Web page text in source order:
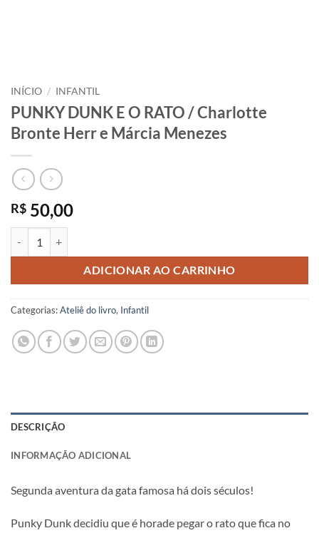
INÍCIO / INFANTIL
PUNKY DUNK E O RATO / Charlotte
Bronte Herr e Márcia Menezes
R$ 50,00
ADICIONAR AO CARRINHO
Categorias:Ateliê do livro, Infantil
DESCRIÇÃO
INFORMAÇÃO ADICIONAL
Segunda aventura da gata famosa há dois séculos!
Punky Dunk decidiu que é horade pegar o rato que fica no